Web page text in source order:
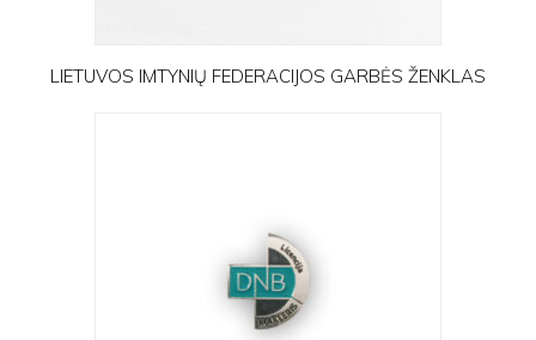
LIETUVOS IMTYNIŲ FEDERACIJOS GARBĖS ŽENKLAS